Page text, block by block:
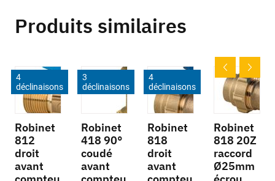
Produits similaires
4
déclinaisons
Robinet
812
droit
avant
3
déclinaisons
Robinet
418 90°
coudé
avant
4
déclinaisons
Robinet
818
droit
avant
Robinet
818 20Z
raccord
Ø25mm